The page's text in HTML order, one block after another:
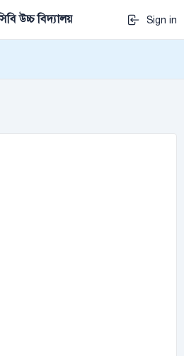
উচ্চ বিদ্যালয় Sign in